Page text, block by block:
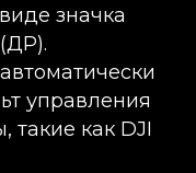
значка
управления
как DJI